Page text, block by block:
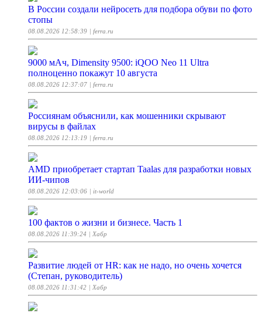
В России создали нейросеть для подбора обуви по фото
стопы
08.08.2026 12:58:39 | ferra.ru
9000 мАч, Dimensity 9500: iQOO Neo 11 Ultra
полноценно покажут 10 августа
08.08.2026 12:37:07 | ferra.ru
Россиянам объяснили, как мошенники скрывают
вирусы в файлах
08.08.2026 12:13:19 | ferra.ru
AMD приобретает стартап Taalas для разработки новых
ИИ-чипов
08.08.2026 12:03:06 | it-world
100 фактов о жизни и бизнесе. Часть 1
08.08.2026 11:39:24 | Хабр
Развитие людей от HR: как не надо, но очень хочется
(Степан, руководитель)
08.08.2026 11:31:42 | Хабр